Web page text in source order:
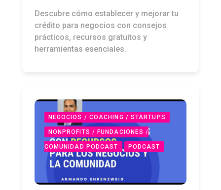
Descubre cómo establecer y mejorar tu
crédito para negocios con consejos
prácticos, recursos gratuitos y
herramientas esenciales.
NEGOCIOS / COACHING / STARTUPS
NONPROFITS / FUNDACIONES /
COMUNIDAD PODCAST PODCAST